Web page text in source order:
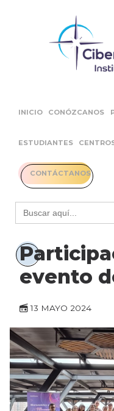
INICIO CONÓZCANOS
ESTUDIANTES
CONTÁCTANOS
Buscar:
evento
13 MAYO 2024